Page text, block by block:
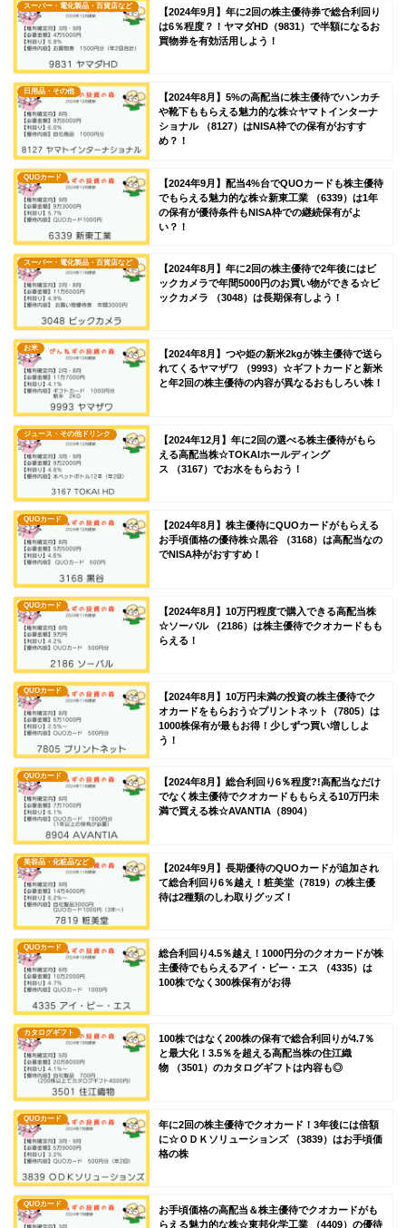
スーパー・電化製品・百貨店など
【2024年9月】年に2回の株主優待券で総合利回り
は6％程度？！ヤマダHD（9831）で半額になるお
買物券を有効活用しよう！
日用品・その他
【2024年8月】5%の高配当に株主優待でハンカチ
や靴下ももらえる魅力的な株☆ヤマトインターナ
ショナル （8127）はNISA枠での保有がおすす
め？！
QUOカード
【2024年9月】配当4%台でQUOカードも株主優待
でもらえる魅力的な株☆新東工業 （6339）は1年
の保有が優待条件もNISA枠での継続保有がよ
い？！
スーパー・電化製品・百貨店など
【2024年8月】年に2回の株主優待で2年後にはビ
ックカメラで年間5000円のお買い物ができる☆ビ
ックカメラ （3048）は長期保有しよう！
お米
【2024年8月】つや姫の新米2kgが株主優待で送ら
れてくるヤマザワ （9993）☆ギフトカードと新米
と年2回の株主優待の内容が異なるおもしろい株！
ジュース・その他ドリンク
【2024年12月】年に2回の選べる株主優待がもら
える高配当株☆TOKAIホールディング
ス （3167）でお水をもらおう！
QUOカード
【2024年8月】株主優待にQUOカードがもらえる
お手頃価格の優待株☆黒谷 （3168）は高配当なの
でNISA枠がおすすめ！
QUOカード
【2024年8月】10万円程度で購入できる高配当株
☆ソーバル （2186）は株主優待でクオカードもも
らえる！
QUOカード
【2024年8月】10万円未満の投資の株主優待でク
オカードをもらおう☆プリントネット（7805）は
1000株保有が最もお得！少しずつ買い増ししよ
う！
QUOカード
【2024年8月】総合利回り6％程度?!高配当なだけ
でなく株主優待でクオカードももらえる10万円未
満で買える株☆AVANTIA（8904）
美容品・化粧品など
【2024年9月】長期優待のQUOカードが追加され
て総合利回り6％越え！粧美堂（7819）の株主優
待は2種類のしわ取りグッズ！
QUOカード
総合利回り4.5％越え！1000円分のクオカードが株
主優待でもらえるアイ・ピー・エス （4335）は
100株でなく300株保有がお得
カタログギフト
100株ではなく200株の保有で総合利回りが4.7％
と最大化！3.5％を超える高配当株の住江織
物 （3501）のカタログギフトは内容も◎
QUOカード
年に2回の株主優待でクオカード！3年後には倍額
に☆ＯＤＫソリューションズ （3839）はお手頃価
格の株
QUOカード
お手頃価格の高配当＆株主優待でクオカードがも
らえる魅力的な株☆東邦化学工業 （4409）の優待